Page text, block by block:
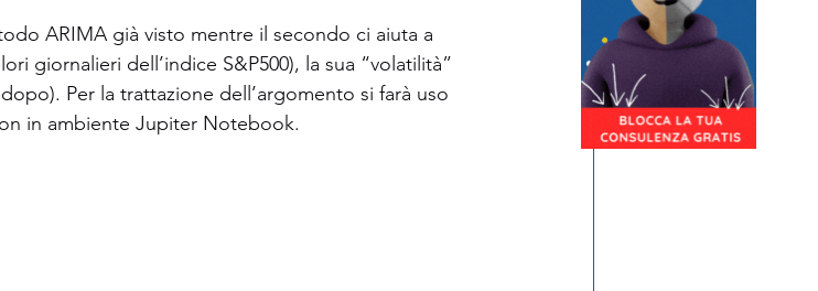
ARIMA già visto mentre il secondo ci aiuta a
giornalieri dell’indice S&P500), la sua “volatilità”
Per la trattazione dell’argomento si farà uso
in ambiente Jupiter Notebook.